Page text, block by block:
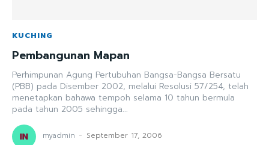
KUCHING
Pembangunan Mapan
Perhimpunan Agung Pertubuhan Bangsa-Bangsa Bersatu
(PBB) pada Disember 2002, melalui Resolusi 57/254, telah
menetapkan bahawa tempoh selama 10 tahun bermula
pada tahun 2005 sehingga...
myadmin - September 17, 2006